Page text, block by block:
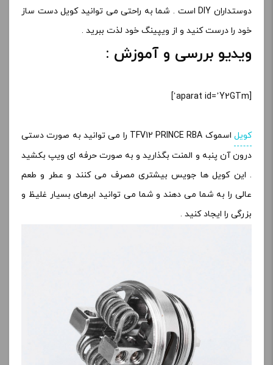
دوستداران DIY است . شما به راحتی می توانید کویل دست ساز
خود را درست کنید و از ویپینگ خود لذت ببرید .
ویدیو بررسی و آموزش :
[aparat id=’Y2GTm’]
کویل
اسموک TFV12 PRINCE RBA را می توانید به صورت دستی
درون آن پنبه و المنت بگذارید و به صورت حرفه ای ویپ بکشید
. این کویل ها جویس بیشتری مصرف می کنند و عطر و طعم
عالی را به شما می دهند و شما می توانید ابرهای بسیار غلیظ و
بزرگی را ایجاد کنید .